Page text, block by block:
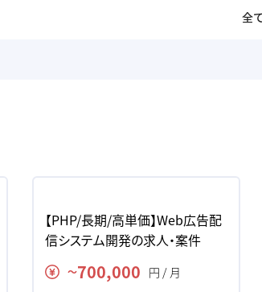
全
【PHP/長期/高単価】Web広告配
信システム開発の求人・案件
〜700,000 円 / 月